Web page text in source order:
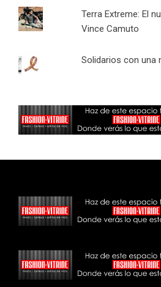
Terra Extreme: El
Vince Camuto
Solidarios con una